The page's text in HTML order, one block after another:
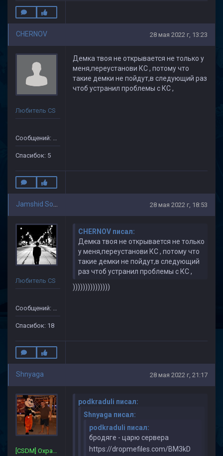
CHERNOV 28 мая 2022 г, 13:23
Любитель CS
Сообщений: 104
Спасибок: 5
Демка твоя не открывается не только у
меня,переустанови КС , потому что
такие демки не пойдут,в следующий раз
чтоб устранил проблемы с КС ,
28 мая 2022 г, 18:53
Любитель CS
Сообщений: 505
Спасибок: 18
CHERNOV писал:
Демка твоя не открывается не только
у меня,переустанови КС , потому что
такие демки не пойдут,в следующий
раз чтоб устранил проблемы с КС ,
)))))))))))))))
Shnyaga 28 мая 2022 г, 21:17
[CSDM] Охрана~Сервера
podkraduli писал:
Shnyaga писал:
podkraduli писал:
бродяге - царю сервера
https://dropmefiles.com/BM3kD